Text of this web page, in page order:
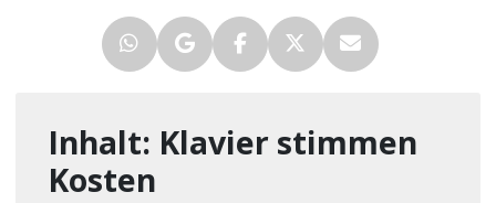
Inhalt: Klavier stimmen
Kosten